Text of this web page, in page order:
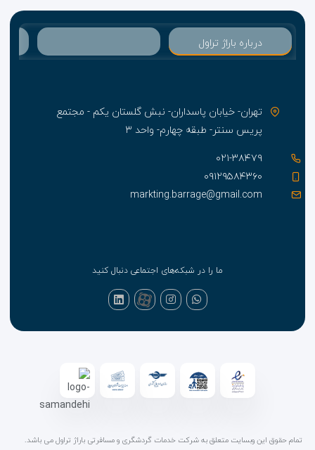
درباره باراژ تراول
تهران- خیابان پاسداران- نبش گلستان یکم - مجتمع
پریس سنتر- طبقه چهارم- واحد ۳
۰۲۱-۳۸۴۷۹
۰۹۱۲۹۵۸۴۳۶۰
markting.barrage@gmail.com
ما را در شبکه‌های اجتماعی دنبال کنید
تمام حقوق این وبسایت متعلق به شرکت خدمات گردشگری و مسافرتی باراژ تراول می باشد.